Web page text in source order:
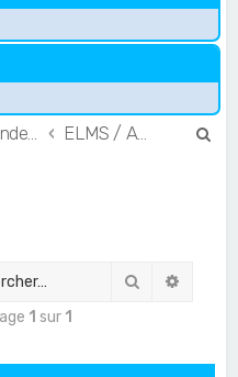
Rechercher
1 sur 1